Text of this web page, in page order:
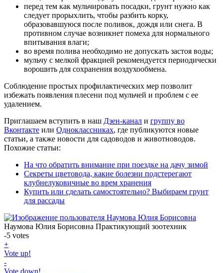
перед тем как мульчировать посадки, грунт нужно как
следует прорыхлить, чтобы разбить корку,
образовавшуюся после поливок, дождя или снега. В
противном случае возникнет помеха для нормального
впитывания влаги;
во время полива необходимо не допускать застоя воды;
мульчу с мелкой фракцией рекомендуется периодически
ворошить для сохранения воздухообмена.
Соблюдение простых профилактических мер позволит
избежать появления плесени под мульчей и проблем с ее
удалением.
Приглашаем вступить в наш Дзен-канал и группу во
Вконтакте или Одноклассниках, где публикуются новые
статьи, а также новости для садоводов и животноводов.
Похожие статьи:
На что обратить внимание при поездке на дачу зимой
Секреты цветовода, какие болезни подстерегают
клубнелуковичные во врем хранения
Купить или сделать самостоятельно? Выбираем грунт
для рассады
Наумова Юлия Борисовна Практикующий зоотехник
-5 votes
+
Vote up!
-